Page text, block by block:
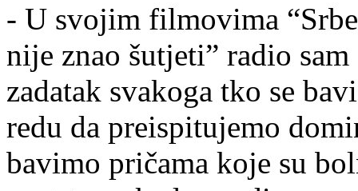
- U svojim filmovima
nije znao šutjeti” radio
zadatak svakoga tko se
redu da preispitujemo
bavimo pričama koje su